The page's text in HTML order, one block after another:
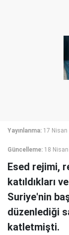
Yayınlanma: 17
Güncelleme: 18
Esed rejimi,
katıldıkları
Suriye'nin
düzenlediği
katletmişti.